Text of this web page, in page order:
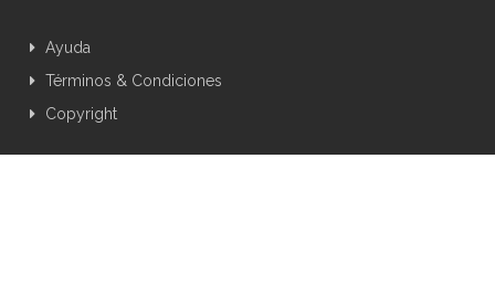
Ayuda
Términos & Condiciones
Copyright